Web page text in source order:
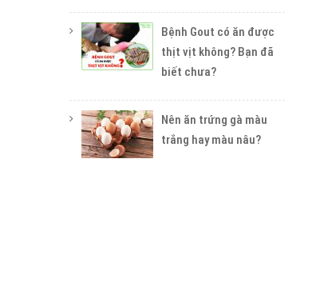
Bệnh Gout có ăn được
thịt vịt không? Bạn đã
biết chưa?
Nên ăn trứng gà màu
trắng hay màu nâu?